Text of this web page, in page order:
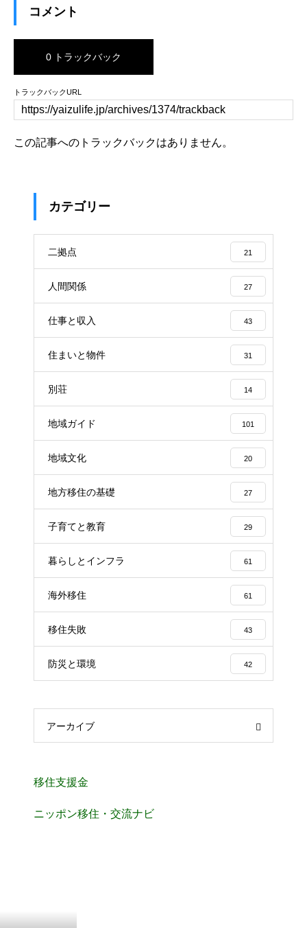
コメント
0 トラックバック
トラックバックURL
この記事へのトラックバックはありません。
カテゴリー
二拠点 21
人間関係 27
仕事と収入 43
住まいと物件 31
別荘 14
地域ガイド 101
地域文化 20
地方移住の基礎 27
子育てと教育 29
暮らしとインフラ 61
海外移住 61
移住失敗 43
防災と環境 42
アーカイブ
移住支援金
ニッポン移住・交流ナビ